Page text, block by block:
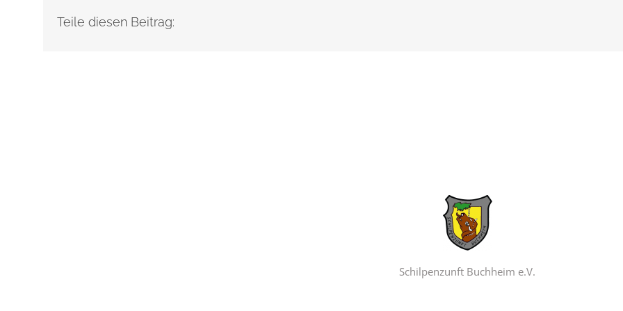
Teile diesen Beitrag:
Schilpenzunft Buchheim e.V.